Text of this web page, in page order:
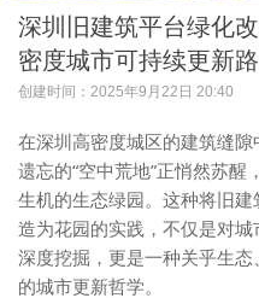
深圳旧建筑平台绿化
密度城市可持续更新
创建时间： 2025年9月22日 20:40
在深圳高密度城区的建筑缝隙
遗忘的“空中荒地”正悄然苏醒
生机的生态绿园。这种将旧建
造为花园的实践，不仅是对城
深度挖掘，更是一种关乎生
的城市更新哲学。